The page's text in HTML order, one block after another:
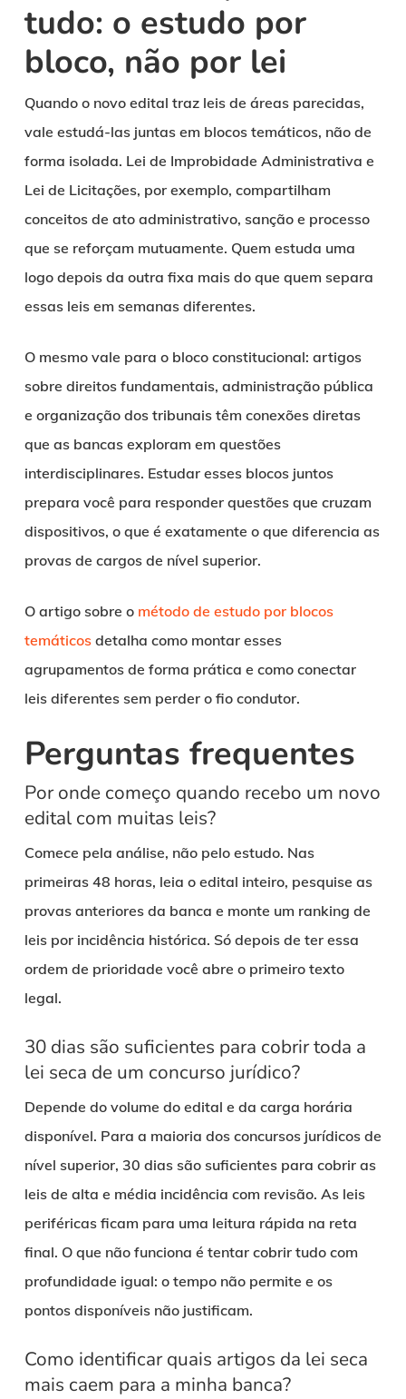
tudo: o estudo por
bloco, não por lei
Quando o novo edital traz leis de áreas parecidas,
vale estudá-las juntas em blocos temáticos, não de
forma isolada. Lei de Improbidade Administrativa e
Lei de Licitações, por exemplo, compartilham
conceitos de ato administrativo, sanção e processo
que se reforçam mutuamente. Quem estuda uma
logo depois da outra fixa mais do que quem separa
essas leis em semanas diferentes.
O mesmo vale para o bloco constitucional: artigos
sobre direitos fundamentais, administração pública
e organização dos tribunais têm conexões diretas
que as bancas exploram em questões
interdisciplinares. Estudar esses blocos juntos
prepara você para responder questões que cruzam
dispositivos, o que é exatamente o que diferencia as
provas de cargos de nível superior.
O artigo sobre o método de estudo por blocos
temáticosdetalha como montar esses
agrupamentos de forma prática e como conectar
leis diferentes sem perder o fio condutor.
Perguntas frequentes
Por onde começo quando recebo um novo
edital com muitas leis?
Comece pela análise, não pelo estudo. Nas
primeiras 48 horas, leia o edital inteiro, pesquise as
provas anteriores da banca e monte um ranking de
leis por incidência histórica. Só depois de ter essa
ordem de prioridade você abre o primeiro texto
legal.
30 dias são suficientes para cobrir toda a
lei seca de um concurso jurídico?
Depende do volume do edital e da carga horária
disponível. Para a maioria dos concursos jurídicos de
nível superior, 30 dias são suficientes para cobrir as
leis de alta e média incidência com revisão. As leis
periféricas ficam para uma leitura rápida na reta
final. O que não funciona é tentar cobrir tudo com
profundidade igual: o tempo não permite e os
pontos disponíveis não justificam.
Como identificar quais artigos da lei seca
mais caem para a minha banca?